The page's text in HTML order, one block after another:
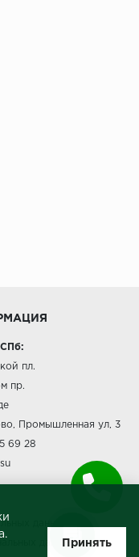
СПб:
пл.
пр.
Промышленная ул, 3
69 28
данных
данныхПринять